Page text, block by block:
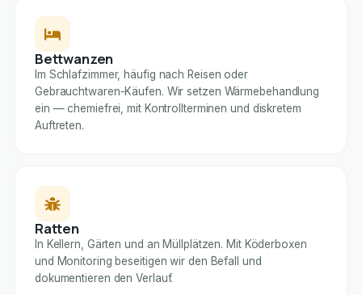
Bettwanzen
Im Schlafzimmer, häufig nach Reisen oder
Gebrauchtwaren-Käufen. Wir setzen Wärmebehandlung
ein — chemiefrei, mit Kontrollterminen und diskretem
Auftreten.
Ratten
In Kellern, Gärten und an Müllplätzen. Mit Köderboxen
und Monitoring beseitigen wir den Befall und
dokumentieren den Verlauf.